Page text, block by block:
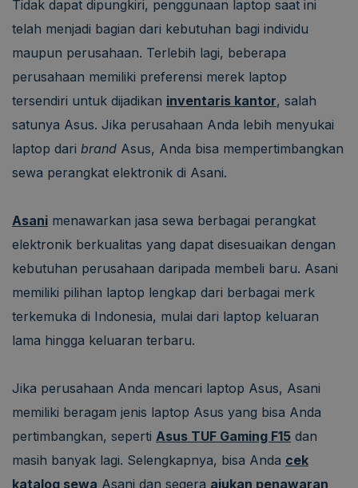
Tidak dapat dipungkiri, penggunaan laptop saat ini
telah menjadi bagian dari kebutuhan bagi individu
maupun perusahaan. Terlebih lagi, beberapa
perusahaan memiliki preferensi merek laptop
tersendiri untuk dijadikan inventaris kantor, salah
satunya Asus. Jika perusahaan Anda lebih menyukai
laptop dari brand Asus, Anda bisa mempertimbangkan
sewa perangkat elektronik di Asani.
Asani menawarkan jasa sewa berbagai perangkat
elektronik berkualitas yang dapat disesuaikan dengan
kebutuhan perusahaan daripada membeli baru. Asani
memiliki pilihan laptop lengkap dari berbagai merk
terkemuka di Indonesia, mulai dari laptop keluaran
lama hingga keluaran terbaru.
Jika perusahaan Anda mencari laptop Asus, Asani
memiliki beragam jenis laptop Asus yang bisa Anda
pertimbangkan, seperti Asus TUF Gaming F15 dan
masih banyak lagi. Selengkapnya, bisa Anda cek
katalog sewa Asani dan segera ajukan penawaran